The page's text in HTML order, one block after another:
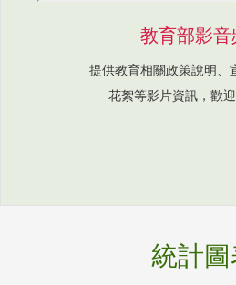
教育部影音
提供教育相關政策說明、
花絮等影片資訊，歡迎
統計圖